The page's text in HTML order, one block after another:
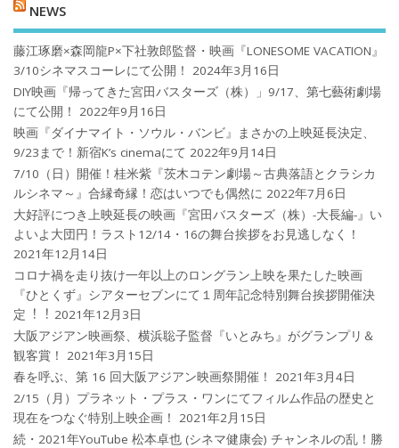
NEWS
藤江琢磨×森岡龍P×下社敦郎監督・映画『LONESOME VACATION』
3/10シネマスコーレにて公開！
2024年3月16日
DIY映画『帰ってきた宮田バスターズ（株）」9/17、第七藝術劇場
にて公開！
2022年9月16日
映画『ダイナマイト・ソウル・バンビ』まさかの上映延長決定、
9/23まで！新宿K’s cinemaにて 2022年9月14日
7/10（日）開催！桂米紫『茨木コテン劇場～古典落語とクラシカ
ルシネマ～』合縁奇縁！恋はいつでも偶然に 2022年7月6日
大好評につき上映延長の映画『宮田バスターズ（株）-大長編-』い
よいよ大団円！ラスト12/14・16の舞台挨拶をお見逃しなく！
2021年12月14日
コロナ禍を⾛り抜け⼀年以上のロングラン上映を果たした映画
『ひとくず』シアターセブンにて１周年記念特別舞台挨拶開催決
定︕︕ 2021年12月3日
大阪アジアン映画祭、横浜聡子監督『いとみち』がグランプリ＆
観客賞！
2021年3月15日
春を呼ぶ、第 16 回大阪アジアン映画祭開催！
2021年3月4日
2/15（月）プラネット・プラス・ワンにてフィルム作品の歴史と
現在をつなぐ特別上映企画！
2021年2月15日
続・2021年YouTube 松本卓也 (シネマ健康会) チャンネルの乱！勝